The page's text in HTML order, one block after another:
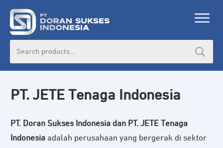
PT. JETE Tenaga Indonesia
PT. Doran Sukses Indonesia dan PT. JETE Tenaga
Indonesia adalah perusahaan yang bergerak di sektor